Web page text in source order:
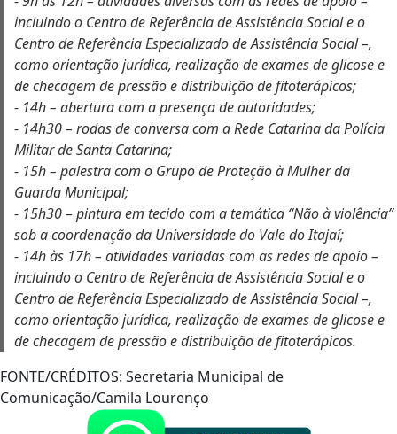
incluindo o Centro de Referência de Assistência Social e o
Centro de Referência Especializado de Assistência Social –,
como orientação jurídica, realização de exames de glicose e
de checagem de pressão e distribuição de fitoterápicos;
- 14h – abertura com a presença de autoridades;
- 14h30 – rodas de conversa com a Rede Catarina da Polícia
Militar de Santa Catarina;
- 15h – palestra com o Grupo de Proteção à Mulher da
Guarda Municipal;
- 15h30 – pintura em tecido com a temática “Não à violência”
sob a coordenação da Universidade do Vale do Itajaí;
- 14h às 17h – atividades variadas com as redes de apoio –
incluindo o Centro de Referência de Assistência Social e o
Centro de Referência Especializado de Assistência Social –,
como orientação jurídica, realização de exames de glicose e
de checagem de pressão e distribuição de fitoterápicos.
FONTE/CRÉDITOS: Secretaria Municipal de
Comunicação/Camila Lourenço